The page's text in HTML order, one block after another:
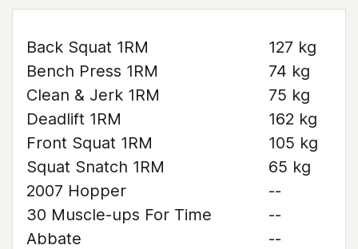
Back Squat 1RM
127 kg
Bench Press 1RM
74 kg
Clean & Jerk 1RM
75 kg
Deadlift 1RM
162 kg
Front Squat 1RM
105 kg
Squat Snatch 1RM
65 kg
2007 Hopper
--
30 Muscle-ups For Time
--
Abbate
--